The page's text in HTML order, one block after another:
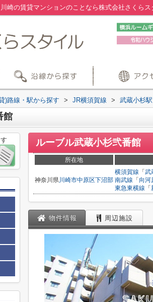
崎の賃貸マンションのことなら株式会社さくらス
)路線・駅から探す > JR横須賀線 > 武蔵小杉駅
館
ルーブル武蔵小杉弐番館
所在地
神奈川県川崎市中原区下沼部
横須賀線 「 武
南武線 「 向河
東急東横線 「
物件情報 周辺施設